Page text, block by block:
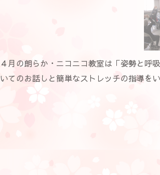
４月の朗らか・ニコニコ教室は「姿勢と呼
いてのお話しと簡単なストレッチの指導を